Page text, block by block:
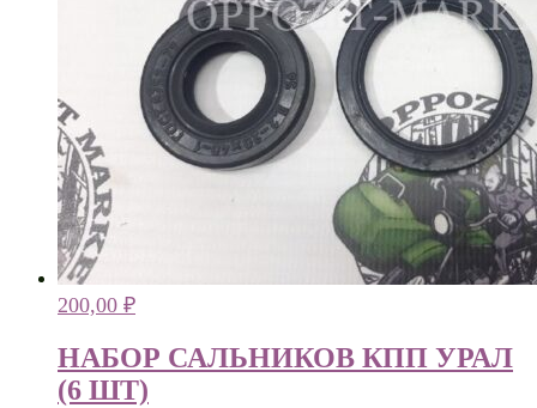
200,00 ₽
НАБОР САЛЬНИКОВ КПП УРАЛ
(6 ШТ)